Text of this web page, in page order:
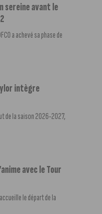
sereine avant le
a achevé sa phase de
intègre
de la saison 2026-2027,
avec le Tour
le départ de la